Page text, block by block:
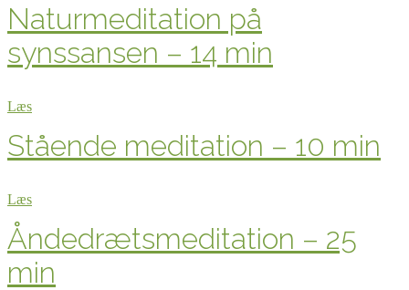
Naturmeditation på
synssansen – 14 min
Læs
Stående meditation – 10 min
Læs
Åndedrætsmeditation – 25
min